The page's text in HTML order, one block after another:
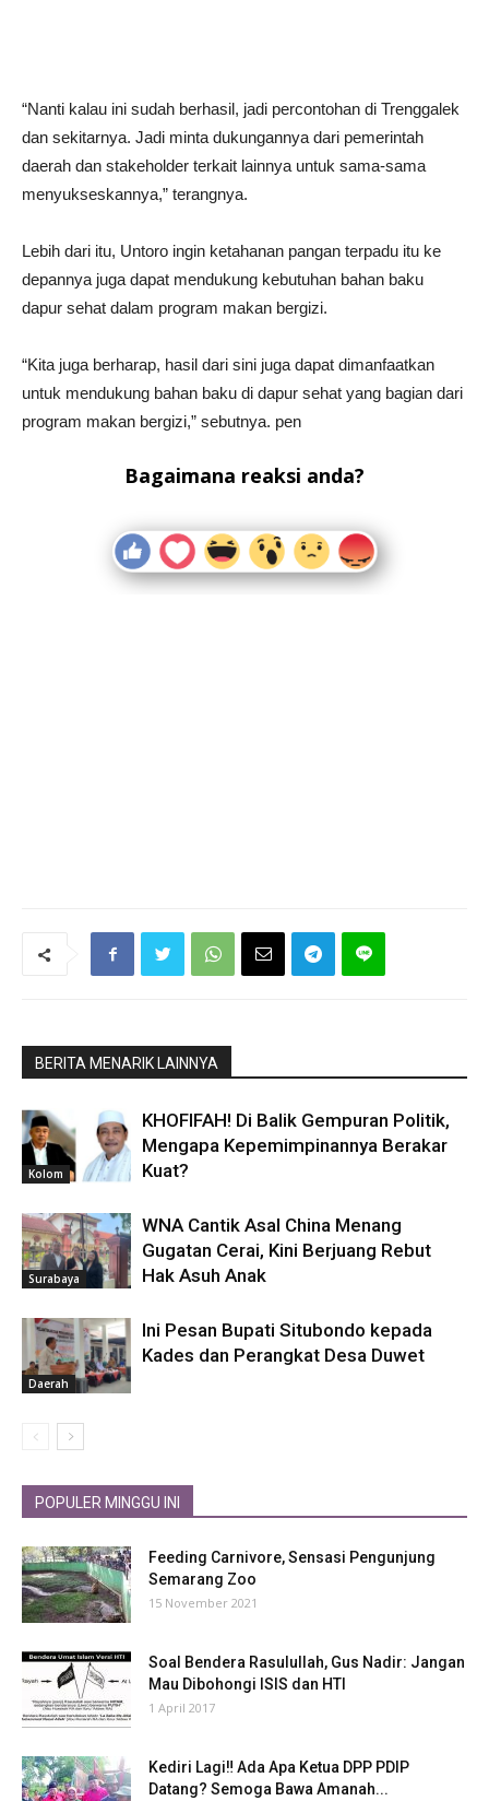
“Nanti kalau ini sudah berhasil, jadi percontohan di Trenggalek
dan sekitarnya. Jadi minta dukungannya dari pemerintah
daerah dan stakeholder terkait lainnya untuk sama-sama
menyukseskannya,” terangnya.
Lebih dari itu, Untoro ingin ketahanan pangan terpadu itu ke
depannya juga dapat mendukung kebutuhan bahan baku
dapur sehat dalam program makan bergizi.
“Kita juga berharap, hasil dari sini juga dapat dimanfaatkan
untuk mendukung bahan baku di dapur sehat yang bagian dari
program makan bergizi,” sebutnya. pen
Bagaimana reaksi anda?
BERITA MENARIK LAINNYA
Kolom
KHOFIFAH! Di Balik Gempuran Politik,
Mengapa Kepemimpinannya Berakar
Kuat?
Surabaya
WNA Cantik Asal China Menang
Gugatan Cerai, Kini Berjuang Rebut
Hak Asuh Anak
Daerah
Ini Pesan Bupati Situbondo kepada
Kades dan Perangkat Desa Duwet
POPULER MINGGU INI
Feeding Carnivore, Sensasi Pengunjung
Semarang Zoo
15 November 2021
Soal Bendera Rasulullah, Gus Nadir: Jangan
Mau Dibohongi ISIS dan HTI
1 April 2017
Kediri Lagi‼ Ada Apa Ketua DPP PDIP
Datang? Semoga Bawa Amanah...